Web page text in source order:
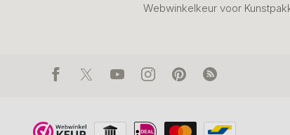
Webwinkelkeur voor